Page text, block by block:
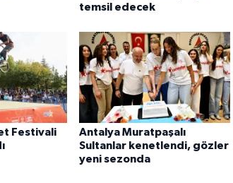
temsil edecek
Festivali
Antalya Muratpaşalı
Sultanlar kenetlendi, gözler
yeni sezonda